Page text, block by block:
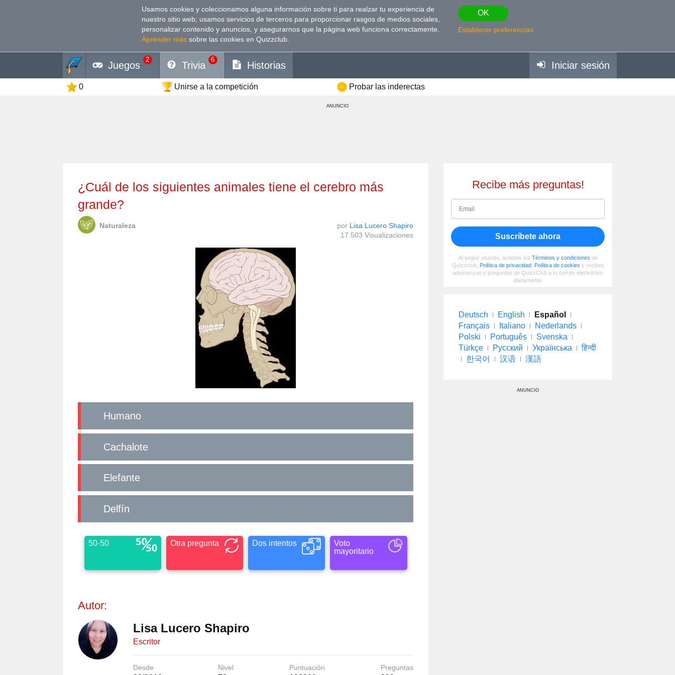
Usamos cookies y coleccionamos alguna información sobre ti para realzar tu experiencia de
nuestro sitio web; usamos servicios de terceros para proporcionar rasgos de medios sociales,
personalizar contenido y anuncios, y asegurarnos que la página web funciona correctamente.
Aprender más sobre las cookies en Quizzclub.
OK
Establecer preferencias
Juegos
2
Trivia
6
Historias Iniciar sesión
0 Unirse a la competición Probar las inderectas
ANUNCIO
¿Cuál de los siguientes animales tiene el cerebro más
grande?
Naturaleza por Lisa Lucero Shapiro
17.503 Visualizaciones
Humano
Cachalote
Elefante
Delfín
50-50 Otra pregunta Dos intentos
Voto
mayoritario
Autor:
Lisa Lucero Shapiro
Escritor
Desde Nivel Puntuación Preguntas
Recibe más preguntas!
Suscríbete ahora
Al seguir usando, aceptas los Términos y condiciones de
Quizzclub, Política de privacidad, Política de cookies y recibes
adivinanzas y preguntas de QuizzClub a tu correo electrónico
diariamente.
Deutsch English
Español
Français
Italiano
Nederlands
Polski
Português
Svenska
Türkçe
Русский Українська
हिन्दी
한국어
汉语 漢語
ANUNCIO